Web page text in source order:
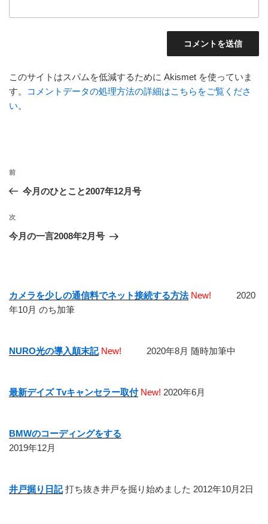
このサイトはスパムを低減するために Akismet を使っていま
す。
コメントデータの処理方法の詳細はこちらをご覧くださ
い。
投
ナ
ビ
ゲ
ン
前
の
稿
前
今月のひとこと2007年12月号
次
の
次
今月の一言2008年2月号
カメラを少しの通信料でネット接続する方法 New! 2020
年10月 のち加筆
NURO光の導入顛末記 New! 2020年8月 随時加筆中
最新デイズ Tvキャンセラー取付New! 2020年6月
BMWのコーディングをする
2019年12月
井戸掘り日記 打ち抜き井戸を掘り始めました 2012年10月2日